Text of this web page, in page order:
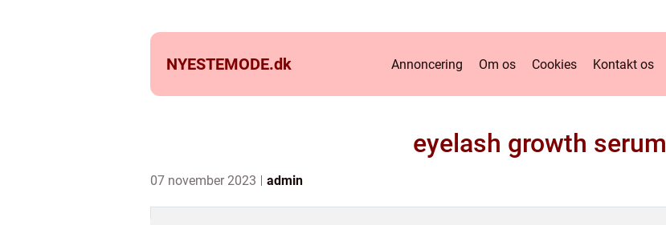
NYESTEMODE.dk Annoncering Om os Cookies Kontakt os
eyelash growth serum
07 november 2023 admin